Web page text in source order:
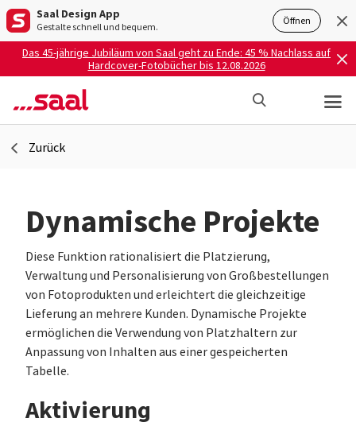
Saal Design App
Gestalte schnell und bequem. Öffnen
Das 45-jährige Jubiläum von Saal geht zu Ende: 45 % Nachlass auf
Hardcover-Fotobücher bis 12.08.2026
Zurück
Dynamische Projekte
Diese Funktion rationalisiert die Platzierung,
Verwaltung und Personalisierung von Großbestellungen
von Fotoprodukten und erleichtert die gleichzeitige
Lieferung an mehrere Kunden. Dynamische Projekte
ermöglichen die Verwendung von Platzhaltern zur
Anpassung von Inhalten aus einer gespeicherten
Tabelle.
Aktivierung